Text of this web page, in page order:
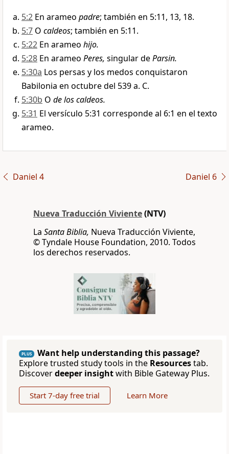
5:2 En arameo padre; también en 5:11, 13, 18.
5:7 O caldeos; también en 5:11.
5:22 En arameo hijo.
5:28 En arameo Peres, singular deParsin.
5:30a Los persas y los medos conquistaron
Babilonia en octubre del 539 a. C.
5:30b O de los caldeos.
5:31 El versículo 5:31 corresponde al 6:1 en el texto
arameo.
Daniel 4 Daniel 6
Nueva Traducción Viviente(NTV)
La Santa Biblia, Nueva Traducción Viviente,
© Tyndale House Foundation, 2010. Todos
los derechos reservados.
PLUS
Want help understanding this passage?
Explore trusted study tools in the Resourcestab.
Discoverdeeper insightwith Bible Gateway Plus.
Start 7-day free trial Learn More